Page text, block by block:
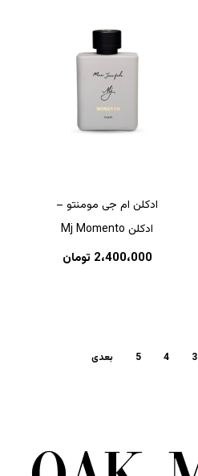
ادکلن ام جی مومنتو –
ادکلن Mj Momento
2،400،000 تومان
3
4
5 بعدی